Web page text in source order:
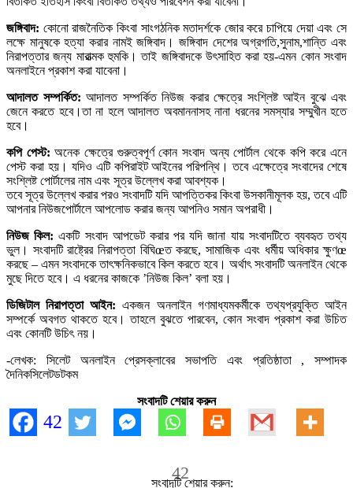
জঙ্গিবাদ: কোনো রাজনৈতিক কিংবা সাংগঠনিক মতাদর্শকে জোর করে চাপিয়ে দেয়া এবং সে
লক্ষে মানুষকে হত্যা করার নামই জঙ্গিবাদ। জঙ্গিবাদ দেশের অগ্রগতি,সুনাম,শান্তি এবং
নিরাপত্তার জন্য মারাত্মক হুমকি। তাই জঙ্গিবাদকে উৎসাহিত করা হয়-এমন কোন সংবাদ
অনলাইনে প্রকাশ করা যাবেনা।
আদালত সম্পর্কিত: আদালত সম্পর্কিত নিউজ করার ক্ষেত্রে সংশ্লিষ্ট আইন বুঝে এবং
জেনে করতে হবে।তা না হলে আদালত অবমাননাসহ নানা ধরনের সমস্যার সম্মুখীন হতে
হবে।
কপি পেস্ট:অনেক ক্ষেত্রে গুরুত্বপূর্ণ কোন সংবাদ অন্য পোর্টাল থেকে কপি করে এনে
পেস্ট করা হয়। যদিও এটি কপিরাইট আইনের পরিপন্থি। তবে এক্ষেত্রে সংবাদের শেষে
সংশ্লিষ্ট পোর্টালের নাম এবং সূত্র উল্লেখ করা আবশ্যক।
তবে সূত্র উল্লেখ করার পরও সংবাদটি যদি আপত্তিকর কিংবা উসকানীমূলক হয়, তবে এটি
আপনার নিউজপোর্টালে আপলোড করার জন্য আপনিও সমান অপরাধী।
নিউজ কিল: একটি সংবাদ আপডেট করার পর যদি জানা যায় সংবাদটিতে ব্যবহৃত তথ্য
ভুল। সংবাদটি রাষ্ট্রের নিরাপত্তা বিঘিœত করছে, সামাজিক এবং ধর্মীয় অধিকার ক্ষুণœ
করছে – এমন সংবাদকে তাৎক্ষনিকভাবে কিল করতে হবে। অর্থাৎ সংবাদটি অনলাইন থেকে
মুছে দিতে হবে। এ ধরনের কাজকে ’নিউজ কিল’ বলা হয়।
ডিজিটাল নিরাপত্তা আইন:একজন অনলাইন গণমাধ্যমকর্মীকে তথ্যপ্রযুক্তি আইন
সম্পর্কে অবগত থাকতে হবে। তাহলে বুঝতে পারবেন, কোন সংবাদ প্রকাশ করা উচিত
এবং কোনটি উচিৎ নয়।
-লেখক: সিলেট অনলাইন প্রেসক্লাবের সভাপতি এবং প্রতিষ্ঠাতা , সম্পাদক
দৈনিকসিলেটডটকম
সংবাদটি শেয়ার করুন
42
42
সংবাদটি শেয়ার করুন: